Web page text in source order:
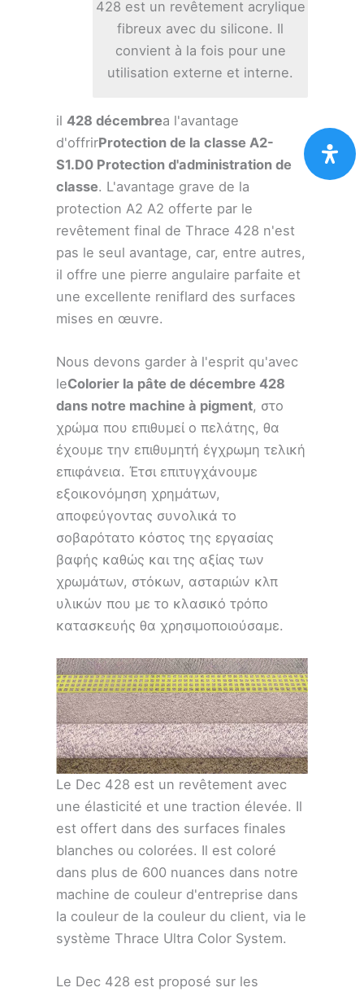
428 est un revêtement acrylique
fibreux avec du silicone. Il
convient à la fois pour une
utilisation externe et interne.
il428 décembrea l'avantage
d'offrirProtection de la classe A2-
S1.D0 Protection d'administration de
classe. L'avantage grave de la
protection A2 A2 offerte par le
revêtement final de Thrace 428 n'est
pas le seul avantage, car, entre autres,
il offre une pierre angulaire parfaite et
une excellente reniflard des surfaces
mises en œuvre.
Nous devons garder à l'esprit qu'avec
leColorier la pâte de décembre 428
dans notre machine à pigment, στο
χρώμα που επιθυμεί ο πελάτης, θα
έχουμε την επιθυμητή έγχρωμη τελική
επιφάνεια. Έτσι επιτυγχάνουμε
εξοικονόμηση χρημάτων,
αποφεύγοντας συνολικά το
σοβαρότατο κόστος της εργασίας
βαφής καθώς και της αξίας των
χρωμάτων, στόκων, ασταριών κλπ
υλικών που με το κλασικό τρόπο
κατασκευής θα χρησιμοποιούσαμε.
Le Dec 428 est un revêtement avec
une élasticité et une traction élevée. Il
est offert dans des surfaces finales
blanches ou colorées. Il est coloré
dans plus de 600 nuances dans notre
machine de couleur d'entreprise dans
la couleur de la couleur du client, via le
système Thrace Ultra Color System.
Le Dec 428 est proposé sur les